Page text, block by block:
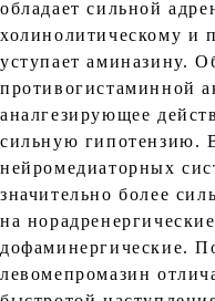
обладает сильной
холинолитическому и
уступает аминазину.
противогистаминной
аналгезирующее
сильную гипотензию.
нейромедиаторных
значительно более
на
дофаминергические.
левомепромазин